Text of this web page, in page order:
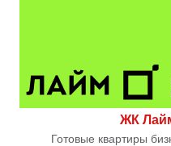
ЖК
Готовые квартиры